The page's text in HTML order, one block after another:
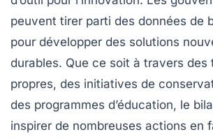
peuvent tirer parti des données de
pour développer des solutions
durables. Que ce soit à travers des
propres, des initiatives de
des programmes d’éducation, le
inspirer de nombreuses actions en